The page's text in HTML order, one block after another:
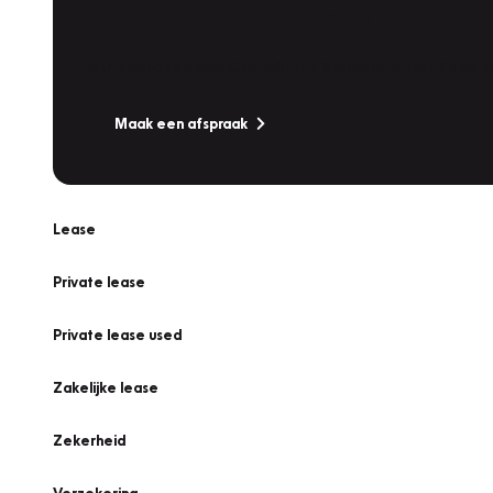
Maak een afspraak
Lease
Private lease
Private lease used
Zakelijke lease
Zekerheid